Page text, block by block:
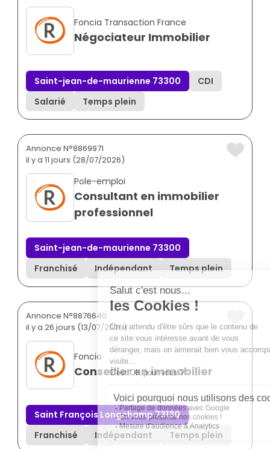
Foncia Transaction France
Négociateur Immobilier
Saint-jean-de-maurienne 73300
CDI
Salarié
Temps plein
Annonce N°8869971
il y a 11 jours (28/07/2026)
Pole-emploi
Consultant en immobilier
professionnel
Saint-jean-de-maurienne 73300
Franchisé
Indépendant Temps plein
Annonce N°8876640
il y a 26 jours (13/07/2026)
Foncia
Conseiller en immobilier
Saint François Longchamp 73130
Franchisé
Indépendant Temps plein